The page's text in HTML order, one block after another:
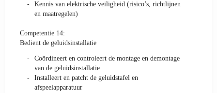
Kennis van elektrische veiligheid (risico’s, richtlijnen
en maatregelen)
Competentie 14:
Bedient de geluidsinstallatie
Coördineert en controleert de montage en demontage
van de geluidsinstallatie
Installeert en patcht de geluidstafel en
afspeelapparatuur